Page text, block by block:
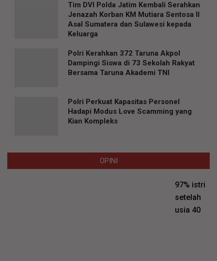
Tim DVI Polda Jatim Kembali Serahkan
Jenazah Korban KM Mutiara Sentosa II
Asal Sumatera dan Sulawesi kepada
Keluarga
Polri Kerahkan 372 Taruna Akpol
Dampingi Siswa di 73 Sekolah Rakyat
Bersama Taruna Akademi TNI
Polri Perkuat Kapasitas Personel
Hadapi Modus Love Scamming yang
Kian Kompleks
OPINI
97% istri
setelah
usia 40